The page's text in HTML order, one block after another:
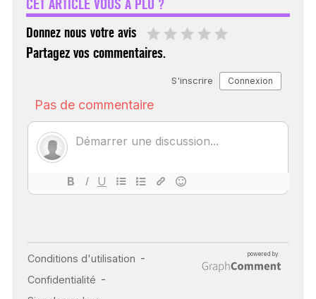
CET ARTICLE VOUS A PLU ?
Donnez nous votre avis
Partagez vos commentaires.
ÉCHO : DES IMAGES
POUR TOUTES LES
18 juil 2022
INSUFFISANCE
CARDIAQUE : LES